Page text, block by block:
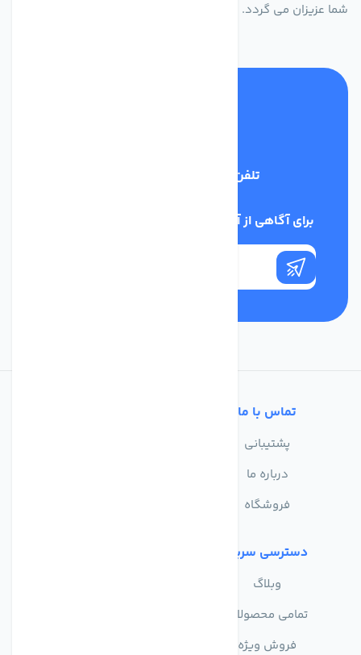
شما عزیزان می گردد.
تلفن پشتیبانی
برای آگاهی از آخرین اخبار در خبرنامه ما عضو شوید
تماس با ما
پشتیبانی
درباره ما
فروشگاه
دسترسی سریع
وبلاگ
تمامی محصولات
فروش ویژه